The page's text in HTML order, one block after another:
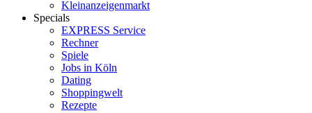
Kleinanzeigenmarkt
Specials
EXPRESS Service
Rechner
Spiele
Jobs in Köln
Dating
Shoppingwelt
Rezepte